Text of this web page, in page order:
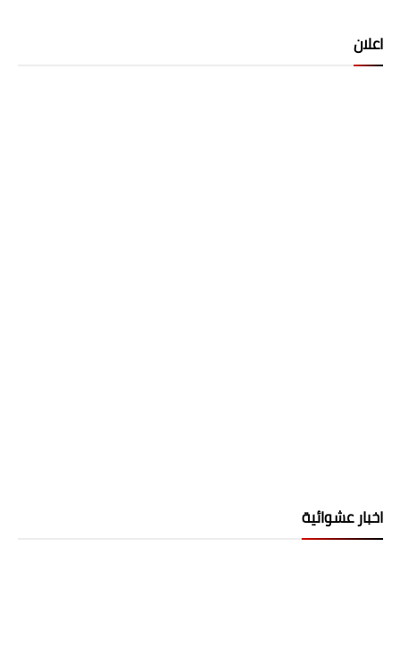
اعلان
اخبار عشوائية